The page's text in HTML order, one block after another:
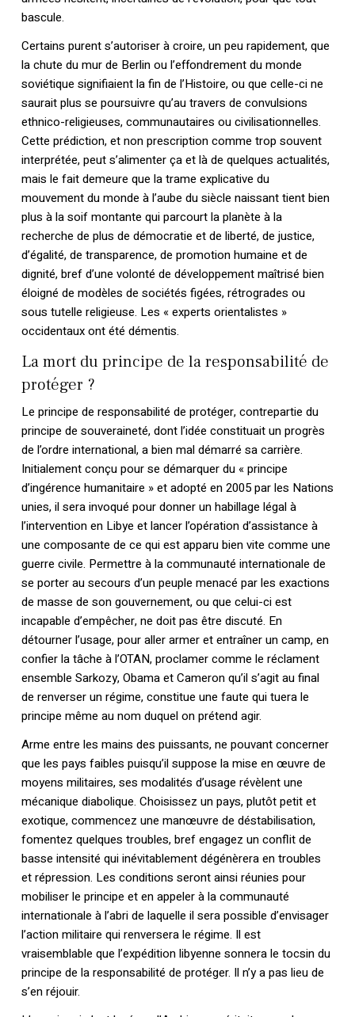
Votre panier est vide.
Retourner à la
librairie
bascule.
Certains purent s’autoriser à croire, un peu rapidement, que
la chute du mur de Berlin ou l’effondrement du monde
soviétique signifiaient la fin de l’Histoire, ou que celle-ci ne
saurait plus se poursuivre qu’au travers de convulsions
ethnico-religieuses, communautaires ou civilisationnelles.
Cette prédiction, et non prescription comme trop souvent
interprétée, peut s’alimenter ça et là de quelques actualités,
mais le fait demeure que la trame explicative du
mouvement du monde à l’aube du siècle naissant tient bien
plus à la soif montante qui parcourt la planète à la
recherche de plus de démocratie et de liberté, de justice,
d’égalité, de transparence, de promotion humaine et de
dignité, bref d’une volonté de développement maîtrisé bien
éloigné de modèles de sociétés figées, rétrogrades ou
sous tutelle religieuse. Les « experts orientalistes »
occidentaux ont été démentis.
La mort du principe de la responsabilité de
protéger ?
Le principe de responsabilité de protéger, contrepartie du
principe de souveraineté, dont l’idée constituait un progrès
de l’ordre international, a bien mal démarré sa carrière.
Initialement conçu pour se démarquer du « principe
d’ingérence humanitaire » et adopté en 2005 par les Nations
unies, il sera invoqué pour donner un habillage légal à
l’intervention en Libye et lancer l’opération d’assistance à
une composante de ce qui est apparu bien vite comme une
guerre civile. Permettre à la communauté internationale de
se porter au secours d’un peuple menacé par les exactions
de masse de son gouvernement, ou que celui-ci est
incapable d’empêcher, ne doit pas être discuté. En
détourner l’usage, pour aller armer et entraîner un camp, en
confier la tâche à l’OTAN, proclamer comme le réclament
ensemble Sarkozy, Obama et Cameron qu’il s’agit au final
de renverser un régime, constitue une faute qui tuera le
principe même au nom duquel on prétend agir.
Arme entre les mains des puissants, ne pouvant concerner
que les pays faibles puisqu’il suppose la mise en œuvre de
moyens militaires, ses modalités d’usage révèlent une
mécanique diabolique. Choisissez un pays, plutôt petit et
exotique, commencez une manœuvre de déstabilisation,
fomentez quelques troubles, bref engagez un conflit de
basse intensité qui inévitablement dégénèrera en troubles
et répression. Les conditions seront ainsi réunies pour
mobiliser le principe et en appeler à la communauté
internationale à l’abri de laquelle il sera possible d’envisager
l’action militaire qui renversera le régime. Il est
vraisemblable que l’expédition libyenne sonnera le tocsin du
principe de la responsabilité de protéger. Il n’y a pas lieu de
s’en réjouir.